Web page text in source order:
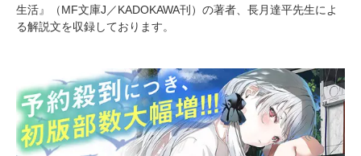
生活』（MF文庫J／KADOKAWA刊）の著者、長月達平先生によ
る解説文を収録しております。